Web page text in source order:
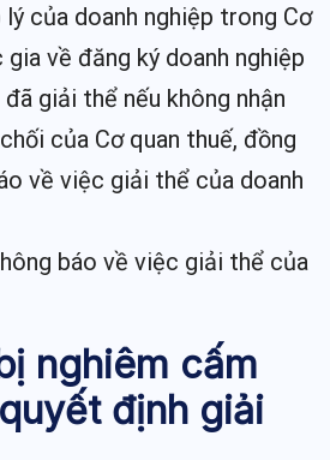
của doanh nghiệp trong Cơ
về đăng ký doanh nghiệp
giải thể nếu không nhận
của Cơ quan thuế, đồng
về việc giải thể của doanh
báo về việc giải thể của
nghiêm cấm
định giải